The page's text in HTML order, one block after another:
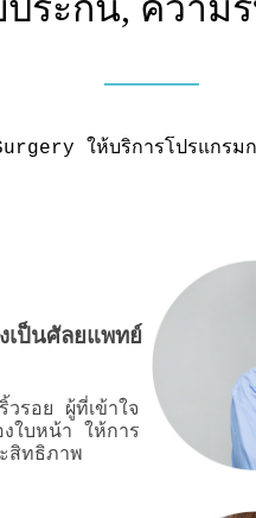
ประกัน, ควา
ให้บริการโปรแกรมก
เป็นศัลยแพทย์
วรอย ผู้ที่เข้าใจ
งใบหน้า ให้การ
สิทธิภาพ